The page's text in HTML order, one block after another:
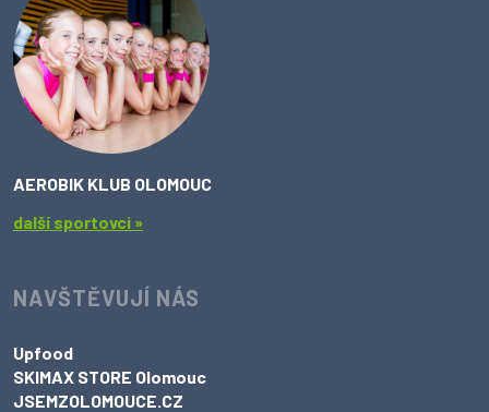
AEROBIK KLUB OLOMOUC
další sportovci »
NAVŠTĚVUJÍ NÁS
Upfood
SKIMAX STORE Olomouc
JSEMZOLOMOUCE.CZ